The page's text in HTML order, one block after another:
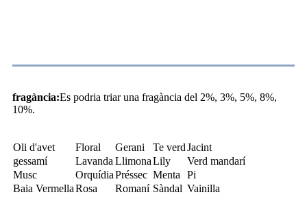
fragància:Es podria triar una fragància del 2%, 3%, 5%, 8%,
10%.
Oli d'avet Floral Gerani Te verdJacint
gessamí
Lavanda LlimonaLily
Verd mandarí
Musc
OrquídiaPréssec Menta
Pi
Baia VermellaRosa Romaní Sàndal Vainilla